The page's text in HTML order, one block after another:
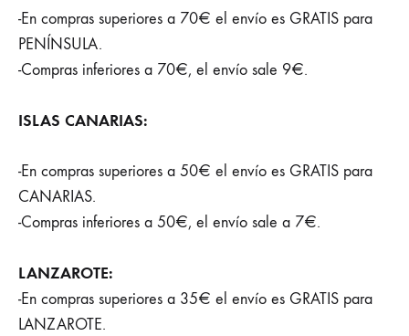
-En compras superiores a 70€ el envío es GRATIS para
PENÍNSULA.
-Compras inferiores a 70€, el envío sale 9€.
ISLAS CANARIAS:
-En compras superiores a 50€ el envío es GRATIS para
CANARIAS.
-Compras inferiores a 50€, el envío sale a 7€.
LANZAROTE:
-En compras superiores a 35€ el envío es GRATIS para
LANZAROTE.